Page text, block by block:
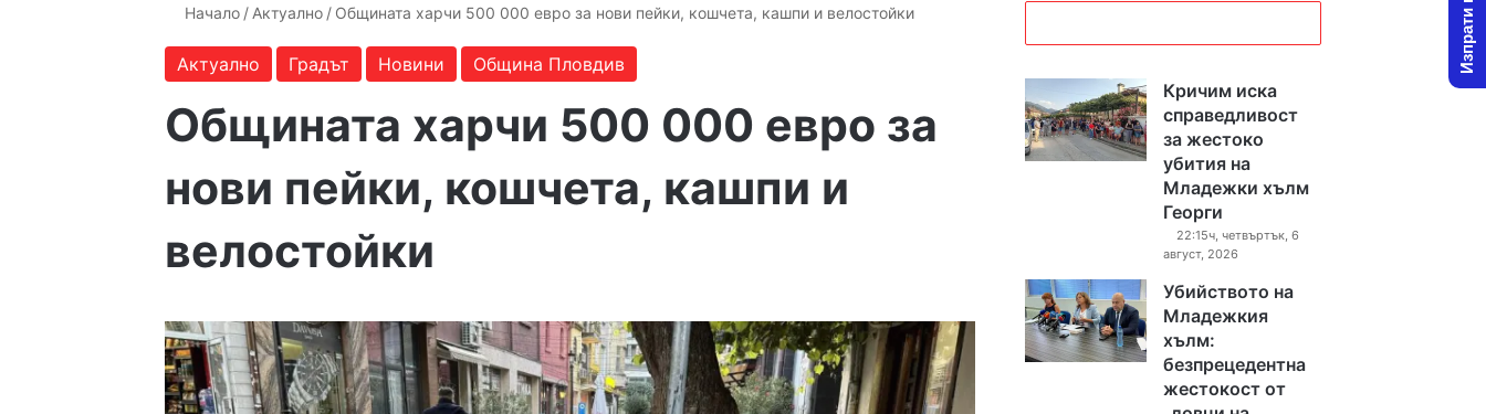
Начало / Актуално / Общината харчи 500 000 евро за нови пейки, кошчета, кашпи и велостойки
Актуално Градът Новини Община Пловдив
Общината харчи 500 000 евро за
нови пейки, кошчета, кашпи и
велостойки
Кричим иска
справедливост
за жестоко
убития на
Младежки хълм
Георги
22:15ч, четвъртък, 6
август, 2026
Убийството на
Младежкия
хълм:
безпрецедентна
жестокост от